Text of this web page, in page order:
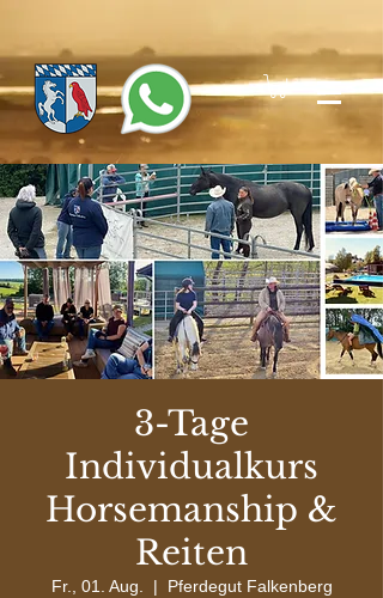
3-Tage
Individualkurs
Horsemanship &
Reiten
Fr., 01. Aug.
  |
Pferdegut Falkenberg